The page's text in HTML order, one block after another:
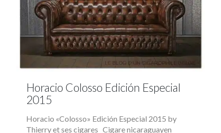
Horacio Colosso Edición Especial
2015
Horacio «Colosso» Edición Especial 2015 by
Thierry et ses cigares Cigare nicaraguayen